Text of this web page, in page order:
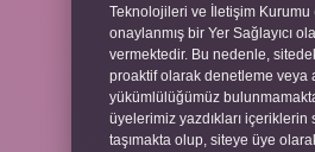
Teknolojileri ve İletişim Kurumu
onaylanmış bir Yer Sağlayıcı
vermektedir. Bu nedenle,
proaktif olarak denetleme veya
yükümlülüğümüz
üyelerimiz yazdıkları içeriklerin
taşımakta olup, siteye üye